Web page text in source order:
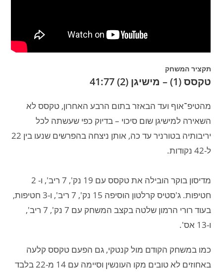
תקציר המשחק
טקסס (1) – מישיגן (2) 41:77
מהטיפ־אוף ועד הבאזר בתום הרבע האחרון, טקסס לא
השאירה למישיגן שום סיכוי – בדיוק כפי שעשתה לכל
יריבותיה בטורניר עד כה, אותן ניצחה בהפרשים שנעו בין 22
ל-42 נקודות.
מדיסון בוקר הובילה את טקסס עם 19 נק', 7 ריב', ו- 2
חטיפות. ג'סטיס קרלטון הוסיפה 15 נק', 7 ריב', ו-3 חטיפות,
בעוד רורי הרמון שלטה בקצב המשחק עם 7 נק', 7 ריב',
ו-13 אס'.
כמו במשחק הקודם מול קנטקי, גם הפעם טקסס קלעה
באחוזים לא טובים מקו העונשין וסיימה עם 14 מ-22 בלבד